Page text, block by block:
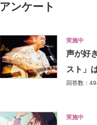
アンケート
実施中
声が好
スト」
回答数：
実施中